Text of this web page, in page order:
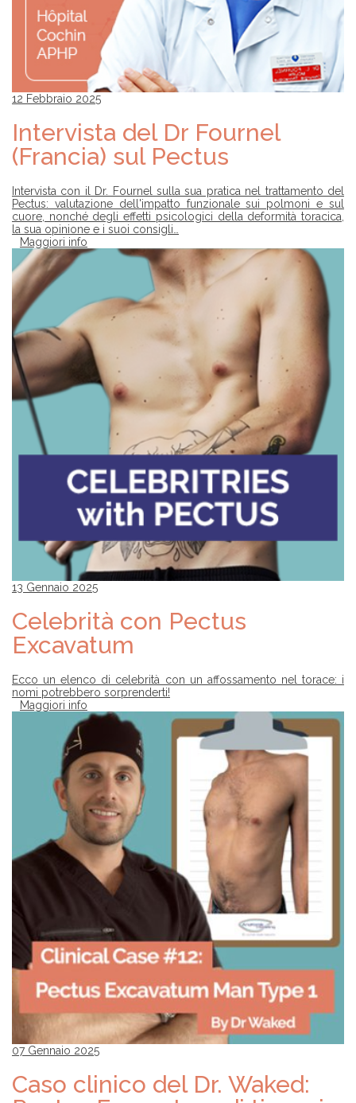
12 Febbraio 2025
Intervista del Dr Fournel
(Francia) sul Pectus
Intervista con il Dr. Fournel sulla sua pratica nel trattamento del
Pectus: valutazione dell'impatto funzionale sui polmoni e sul
cuore, nonché degli effetti psicologici della deformità toracica,
la sua opinione e i suoi consigli…
Maggiori info
13 Gennaio 2025
Celebrità con Pectus
Excavatum
Ecco un elenco di celebrità con un affossamento nel torace: i
nomi potrebbero sorprenderti!
Maggiori info
07 Gennaio 2025
Caso clinico del Dr. Waked: